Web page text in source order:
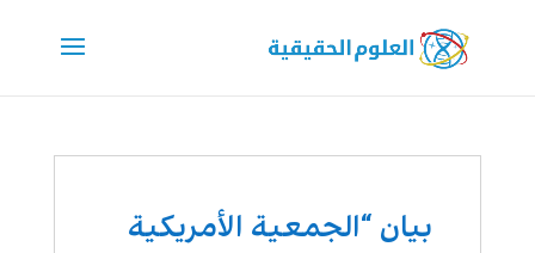
بيان “الجمعية الأمريكية